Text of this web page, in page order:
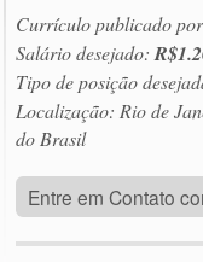
Currículo publicado
Salário desejado:
Tipo de posição
Localização: Rio de
do Brasil
Entre em Contato